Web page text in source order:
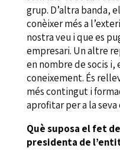
grup. D’altra banda,
conèixer més a
nostra veu i que es
empresari. Un altre
en nombre de socis
coneixement. És
més contingut i
aprofitar per a la seva
Què suposa el fet
presidenta de